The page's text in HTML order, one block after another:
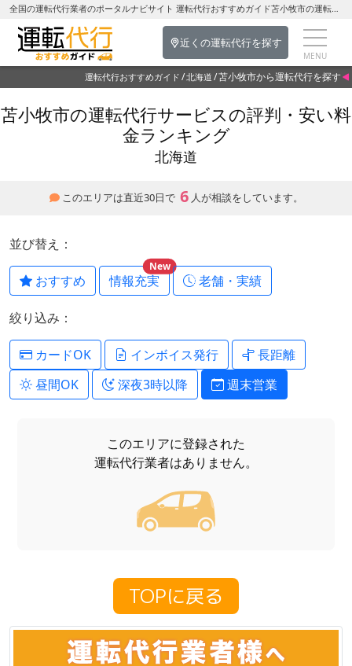
全国の運転代行業者のポータルナビサイト 運転代行おすすめガイド苫小牧市の運転代行を探す-北海道の運転代行
近くの運転代行を探す
運転代行おすすめガイド 北海道 苫小牧市から運転代行を探す
苫小牧市の運転代行サービスの評判・安い料
金ランキング
北海道
このエリアは直近30日で 6 人が相談をしています。
並び替え：
おすすめ 情報充実
New
老舗・実績
絞り込み：
カードOK インボイス発行
長距離
昼間OK
深夜3時以降 週末営業
このエリアに登録された
運転代行業者はありません。
TOPに戻る